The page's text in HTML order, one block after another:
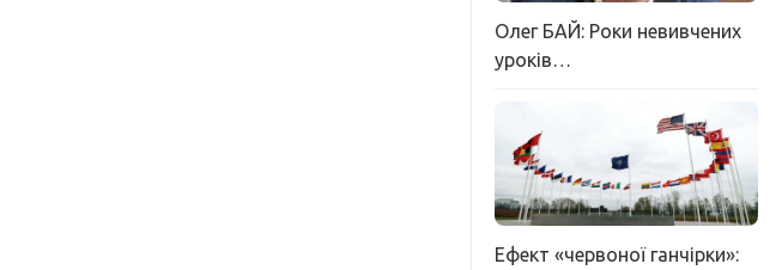
Олег БАЙ: Роки невивчених
уроків…
Ефект «червоної ганчірки»: